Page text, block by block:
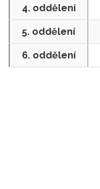
4. oddělení
5. oddělení
6. oddělení